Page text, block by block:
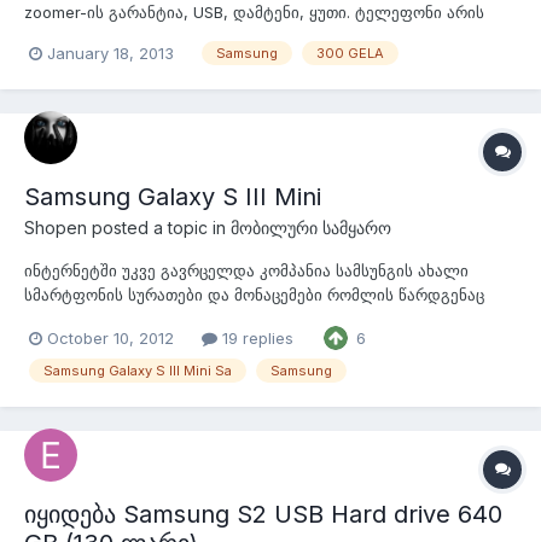
zoomer-ის გარანტია, USB, დამტენი, ყუთი. ტელეფონი არის
598 22 10 11
January 18, 2013 Samsung 300 GELA
Samsung Galaxy S III Mini
Shopen posted a topic in მობილური სამყარო
ინტერნეტში უკვე გავრცელდა კომპანია სამსუნგის ახალი
სმარტფონის სურათები და მონაცემები რომლის წარდგენაც
III Mini რომელიც სახელიდან გამომდინარეც მივხვდებით რომ
არის S III-ის "შემიცირებული" ვარიანტი. მას აქვს WVGA-
October 10, 2012 19 replies 6
Samsung Galaxy S III Mini Sa Samsung
იყიდება Samsung S2 USB Hard drive 640